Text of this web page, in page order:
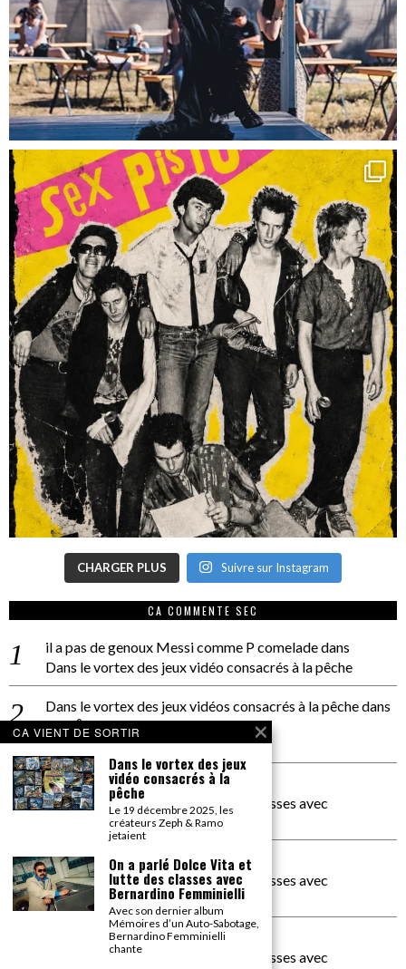
CHARGER PLUS Suivre sur Instagram
CA COMMENTE SEC
il a pas de genoux Messi comme P comeladedans
Dans le vortex des jeux vidéo consacrés à la pêche
Dans le vortex des jeux vidéos consacrés à la pêchedans
PACÔME THIELLEMENT
La séance d’Hip Gnose
La Patrie
dans
On a parlé Dolce Vita et lutte des classes avec
Bernardino Femminielli
carte noire negra à l'o tiededans
On a parlé Dolce Vita et lutte des classes avec
Bernardino Femminielli
moise et son mascarédans
On a parlé Dolce Vita et lutte des classes avec
CA VIENT DE SORTIR
Dans le vortex des jeux
vidéo consacrés à la
pêche
Le 19 décembre 2025, les
créateurs Zeph & Ramo
jetaient
On a parlé Dolce Vita et
lutte des classes avec
Bernardino Femminielli
Avec son dernier album
Mémoires d’un Auto-Sabotage,
Bernardino Femminielli
chante